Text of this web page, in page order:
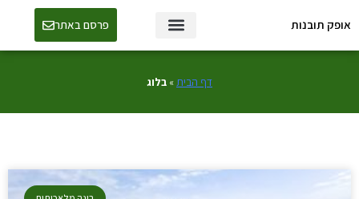
אופק תובנות פרסם באתר
דף הבית » בלוג